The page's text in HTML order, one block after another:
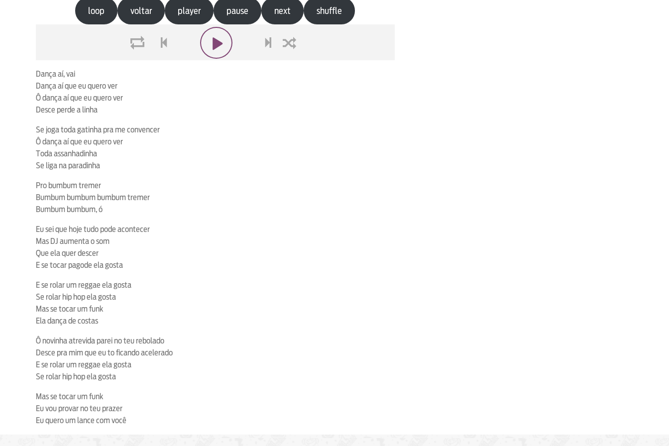
loop voltar player pause next shuffle
Dança aí, vai
Dança aí que eu quero ver
Ô dança aí que eu quero ver
Desce perde a linha
Se joga toda gatinha pra me convencer
Ô dança aí que eu quero ver
Toda assanhadinha
Se liga na paradinha
Pro bumbum tremer
Bumbum bumbum bumbum tremer
Bumbum bumbum, ó
Eu sei que hoje tudo pode acontecer
Mas DJ aumenta o som
Que ela quer descer
E se tocar pagode ela gosta
E se rolar um reggae ela gosta
Se rolar hip hop ela gosta
Mas se tocar um funk
Ela dança de costas
Ô novinha atrevida parei no teu rebolado
Desce pra mim que eu to ficando acelerado
E se rolar um reggae ela gosta
Se rolar hip hop ela gosta
Mas se tocar um funk
Eu vou provar no teu prazer
Eu quero um lance com você